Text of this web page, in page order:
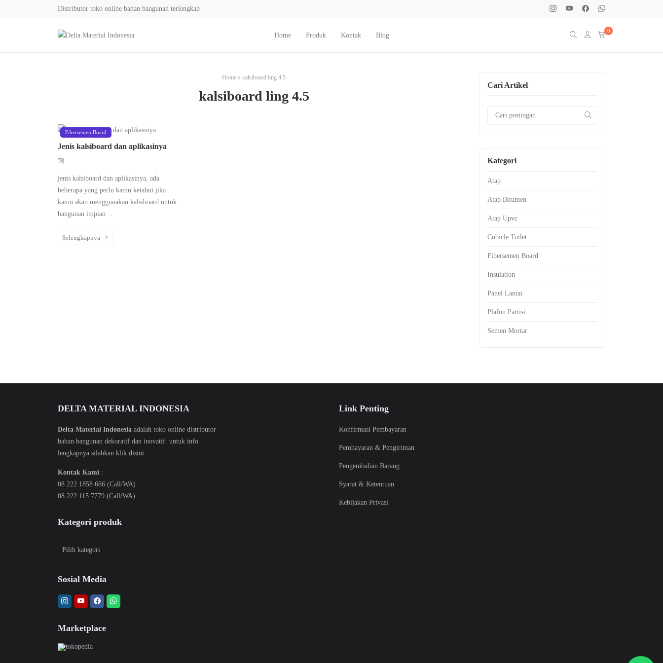
Distributor toko online bahan bangunan terlengkap
Home Produk Kontak Blog
0
Home » kalsiboard ling 4.5
kalsiboard ling 4.5
Fibersemen Board
Jenis kalsiboard dan aplikasinya
jenis kalsiboard dan aplikasinya, ada
beberapa yang perlu kamu ketahui jika
kamu akan menggunakan kalsiboard untuk
bangunan impian…
Selengkapnya
Cari Artikel
Kategori
Atap
Atap Bitumen
Atap Upvc
Cubicle Toilet
Fibersemen Board
Insulation
Panel Lantai
Plafon Partisi
Semen Mortar
DELTA MATERIAL INDONESIA
Delta Material Indonesia adalah toko online distributor
bahan bangunan dekoratif dan inovatif. untuk info
lengkapnya silahkan klik disini.
Kontak Kami :
08 222 1858 666 (Call/WA)
08 222 115 7779 (Call/WA)
Kategori produk
Sosial Media
Marketplace
Link Penting
Konfirmasi Pembayaran
Pembayaran & Pengiriman
Pengembalian Barang
Syarat & Ketentuan
Kebijakan Privasi